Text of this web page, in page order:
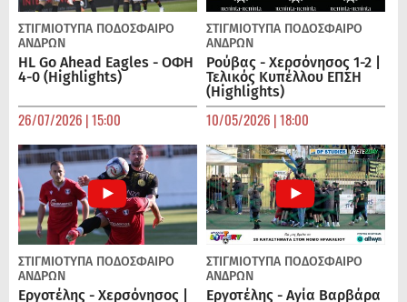
ΣΤΙΓΜΙΟΤΥΠΑ ΠΟΔΌΣΦΑΙΡΟ
ΑΝΔΡΏΝ
HL Go Ahead Eagles - ΟΦΗ
4-0 (Highlights)
26/07/2026 | 15:00
ΣΤΙΓΜΙΟΤΥΠΑ ΠΟΔΌΣΦΑΙΡΟ
ΑΝΔΡΏΝ
Ρούβας - Χερσόνησος 1-2 |
Τελικός Κυπέλλου ΕΠΣΗ
(Highlights)
10/05/2026 | 18:00
ΣΤΙΓΜΙΟΤΥΠΑ ΠΟΔΌΣΦΑΙΡΟ
ΑΝΔΡΏΝ
Εργοτέλης - Χερσόνησος |
ΣΤΙΓΜΙΟΤΥΠΑ ΠΟΔΌΣΦΑΙΡΟ
ΑΝΔΡΏΝ
Εργοτέλης - Αγία Βαρβάρα